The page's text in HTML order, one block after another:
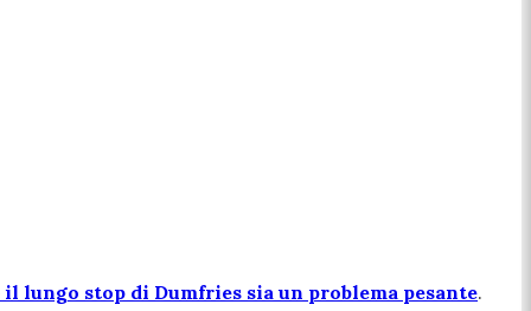
il lungo stop di Dumfries sia un problema pesante.